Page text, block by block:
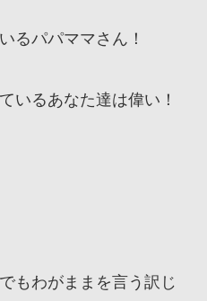
るパパママさん！
いるあなた達は偉い！
もわがままを言う訳じ